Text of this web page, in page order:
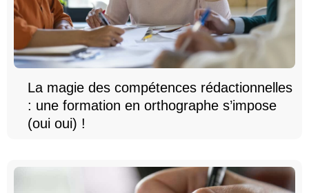
La magie des compétences rédactionnelles
: une formation en orthographe s’impose
(oui oui) !